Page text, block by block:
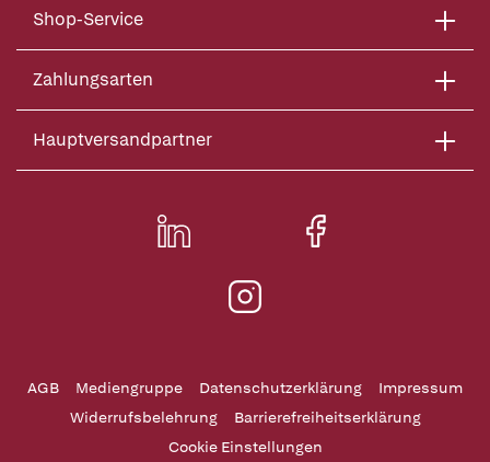
Shop-Service
Zahlungsarten
Hauptversandpartner
AGB Mediengruppe Datenschutzerklärung
Impressum
Widerrufsbelehrung
Barrierefreiheitserklärung
Cookie Einstellungen